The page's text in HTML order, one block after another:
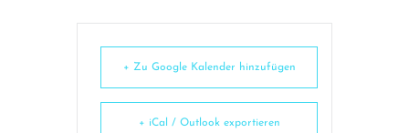
+ Zu Google Kalender hinzufügen
+ iCal / Outlook exportieren